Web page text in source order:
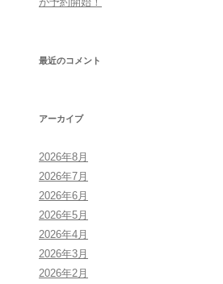
最近のコメント
アーカイブ
2026年8月
2026年7月
2026年6月
2026年5月
2026年4月
2026年3月
2026年2月